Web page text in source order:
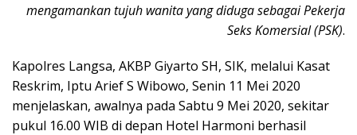
mengamankan tujuh wanita yang diduga sebagai Pekerja
Seks Komersial (PSK).
Kapolres Langsa, AKBP Giyarto SH, SIK, melalui Kasat
Reskrim, Iptu Arief S Wibowo, Senin 11 Mei 2020
menjelaskan, awalnya pada Sabtu 9 Mei 2020, sekitar
pukul 16.00 WIB di depan Hotel Harmoni berhasil